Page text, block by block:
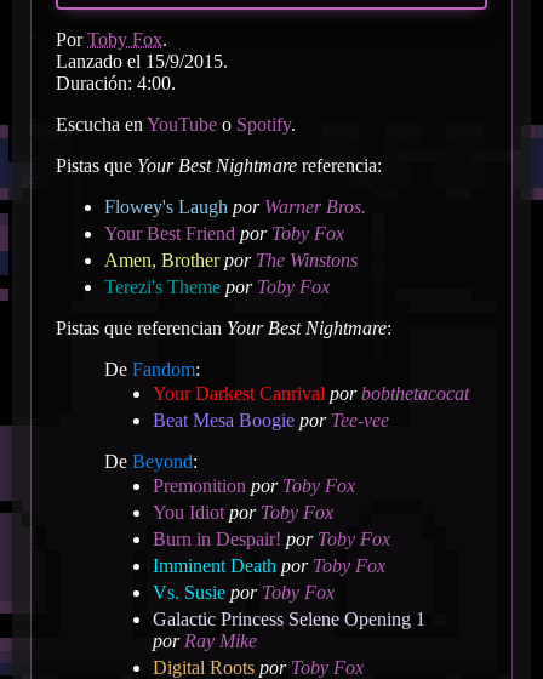
PorToby Fox.
Lanzado el 15/9/2015.
Duración: 4:00.
Escucha en YouTube o Spotify.
Pistas que Your Best Nightmare referencia:
Flowey's Laugh por Warner Bros.
Your Best Friend por Toby Fox
Amen, Brother por The Winstons
Terezi's Theme por Toby Fox
Pistas que referencian Your Best Nightmare:
De Fandom:
Your Darkest Canrival porbobthetacocat
Beat Mesa Boogie por Tee-vee
De Beyond:
Premonition por Toby Fox
You Idiot por Toby Fox
Burn in Despair! por Toby Fox
Imminent Death por Toby Fox
Vs. Susie por Toby Fox
Galactic Princess Selene Opening 1
por Ray Mike
Digital Roots por Toby Fox